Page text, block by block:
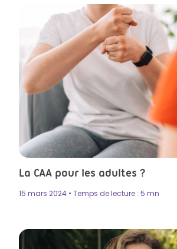
La CAA pour les adultes ?
15 mars 2024 • Temps de lecture : 5 mn